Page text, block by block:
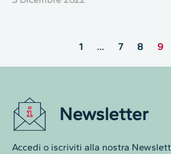
1 … 7 8 9
Newsletter
Accedi o iscriviti alla nostra